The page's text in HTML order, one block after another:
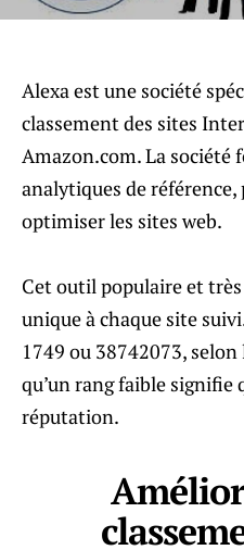
Alexa est une société
classement des sites
Amazon.com. La
analytiques de
optimiser les sites web.
Cet outil populaire et
unique à chaque site
1749 ou 38742073,
qu’un rang faible signifie
réputation.